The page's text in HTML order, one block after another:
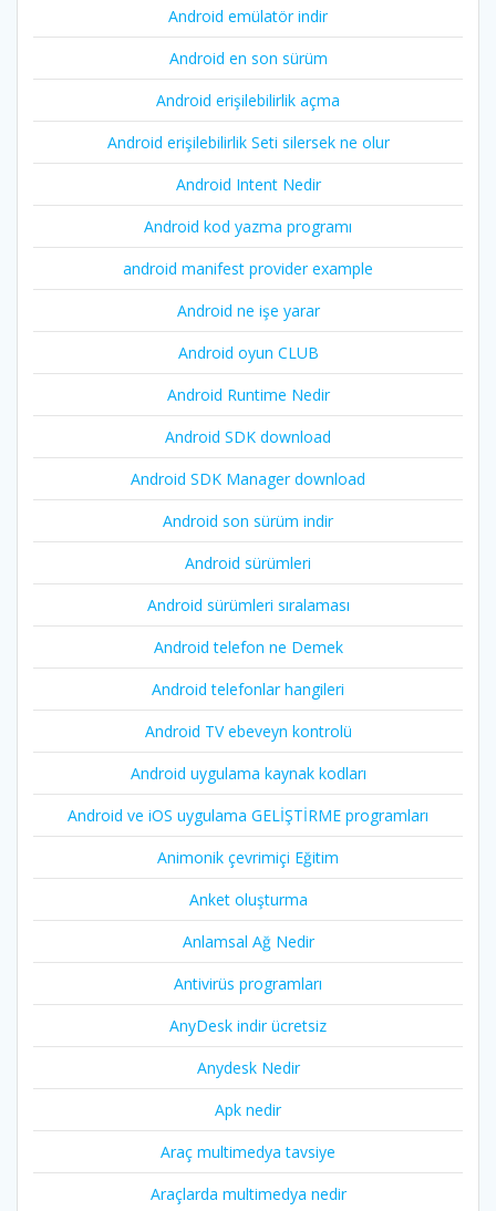
Android emülatör indir
Android en son sürüm
Android erişilebilirlik açma
Android erişilebilirlik Seti silersek ne olur
Android Intent Nedir
Android kod yazma programı
android manifest provider example
Android ne işe yarar
Android oyun CLUB
Android Runtime Nedir
Android SDK download
Android SDK Manager download
Android son sürüm indir
Android sürümleri
Android sürümleri sıralaması
Android telefon ne Demek
Android telefonlar hangileri
Android TV ebeveyn kontrolü
Android uygulama kaynak kodları
Android ve iOS uygulama GELİŞTİRME programları
Animonik çevrimiçi Eğitim
Anket oluşturma
Anlamsal Ağ Nedir
Antivirüs programları
AnyDesk indir ücretsiz
Anydesk Nedir
Apk nedir
Araç multimedya tavsiye
Araçlarda multimedya nedir